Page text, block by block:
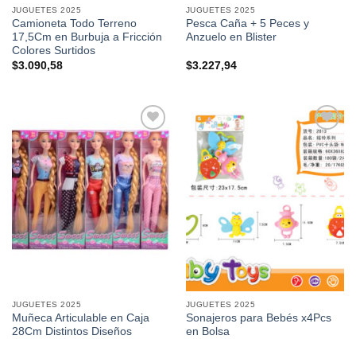
JUGUETES 2025
Camioneta Todo Terreno
17,5Cm en Burbuja a Fricción
Colores Surtidos
$3.090,58
JUGUETES 2025
Pesca Caña + 5 Peces y
Anzuelo en Blister
$3.227,94
Añadir a
favoritos
JUGUETES 2025
Muñeca Articulable en Caja
28Cm Distintos Diseños
Añadir a
favoritos
JUGUETES 2025
Sonajeros para Bebés x4Pcs
en Bolsa